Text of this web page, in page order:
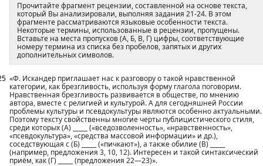
Прочитайте фрагмент рецензии, составленной на основе текста,
который Вы анализировали, выполняя задания 21-24. В этом
фрагменте рассматриваются языковые особенности текста.
Некоторые термины, использованные в рецензии, пропущены.
Вставьте на места пропусков (А, Б, В, Г) цифры, соответствующие
номеру термина из списка без пробелов, запятых и других
дополнительных символов.
«Ф. Искандер приглашает нас к разговору о такой нравственной
категории, как брезгливость, используя форму глагола поговорим.
Нравственная брезгливость развивается в обществе, по мнению
автора, вместе с религией и культурой. А для сегодняшней России
проблемы культуры и псевдокультуры являются особенно актуальными.
Поэтому тексту свойственны многие черты публицистического стиля,
среди которых (А) _____ («вседозволенность», «нравственность»,
«псевдокультура», «средства массовой информации» и др.),
соседствующая с (Б) _____ («пичкают»), а также обилие (В) _____
(например, предложения 3, 10, 12). Интересен и такой синтаксический
приём, как (Г) _____ (предложения 22—23)».